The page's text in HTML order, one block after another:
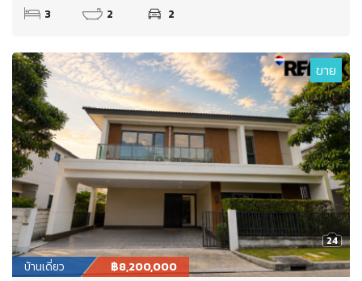
3
2 2
24
ขาย
บ้านเดี่ยว ฿8,200,000